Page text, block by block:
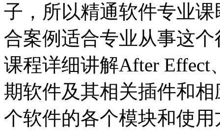
子，所以精通软件专业
合案例适合专业从事这
课程详细讲解After Effect
期软件及其相关插件和
个软件的各个模块和使